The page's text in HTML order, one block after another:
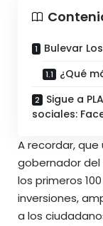
Bulevar
¿Qué
Sigue a
sociales:
A recordar,
gobernador del
los primeros
inversiones,
a los